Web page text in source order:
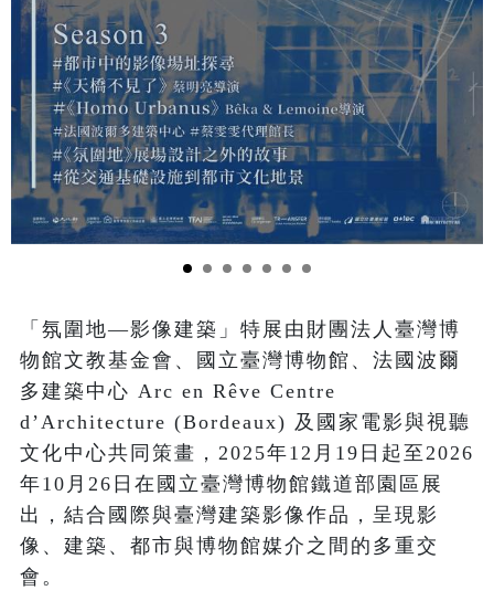
「氛圍地—影像建築」特展由財團法人臺灣博
物館文教基金會、國立臺灣博物館、法國波爾
多建築中心 Arc en Rêve Centre
d’Architecture (Bordeaux) 及國家電影與視聽
文化中心共同策畫，2025年12月19日起至2026
年10月26日在國立臺灣博物館鐵道部園區展
出，結合國際與臺灣建築影像作品，呈現影
像、建築、都市與博物館媒介之間的多重交
會。